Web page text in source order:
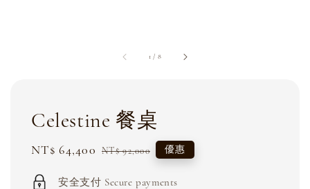
1 / 8
Celestine 餐桌
Sale
NT$ 64,400 Regular
NT$ 92,000 優惠
安全支付 Secure payments